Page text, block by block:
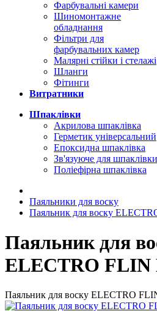
Фарбувальні камери
Шиномонтажне
обладнання
Фільтри для
фарбувальних камер
Малярні стійки і стелажі
Шланги
Фітинги
Витратники
Шпаклівки
Акрилова шпаклівка
Герметик універсальний
Епоксидна шпаклівка
Зв'язуюче для шпаклівки
Поліефірна шпаклівка
Паяльники для воску
Паяльник для воску
Паяльник для
ELECTRO FLIN
Паяльник для воску ELECTRO